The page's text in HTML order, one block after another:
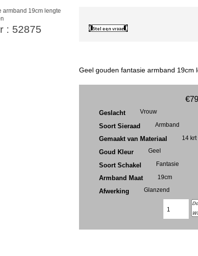
: 52875
Geel gouden fantasie armband 19cm
Geslacht Vrouw
Soort Sieraad Armband
Gemaakt van Materiaal 14 krt
Goud Kleur Geel
Soort Schakel Fantasie
Armband Maat 19cm
Afwerking Glanzend